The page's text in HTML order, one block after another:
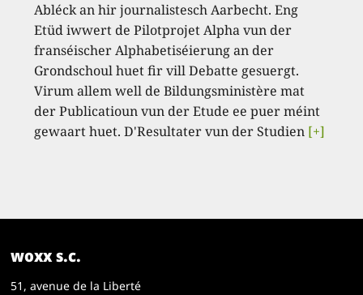
Abléck an hir journalistesch Aarbecht. Eng
Etüd iwwert de Pilotprojet Alpha vun der
franséischer Alphabetiséierung an der
Grondschoul huet fir vill Debatte gesuergt.
Virum allem well de Bildungsministère mat
der Publicatioun vun der Etude ee puer méint
gewaart huet. D'Resultater vun der Studien [+]
woxx s.c.
51, avenue de la Liberté